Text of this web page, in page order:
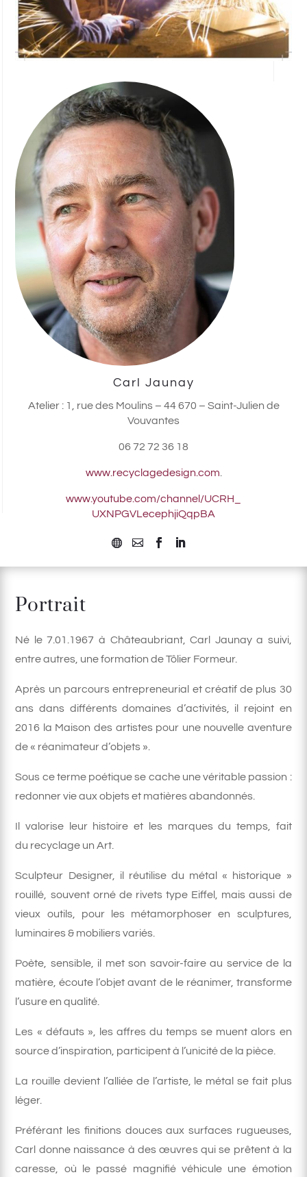
Carl Jaunay
Atelier : 1, rue des Moulins – 44 670 – Saint-Julien de
Vouvantes
06 72 72 36 18
www.recyclagedesign.com
www.youtube.com/channel/UCRH_
UXNPGVLecephjiQqpBA
Portrait
Né le 7.01.1967 à Châteaubriant, Carl Jaunay a suivi,
entre autres, une formation de Tôlier Formeur.
Après un parcours entrepreneurial et créatif de plus 30
ans dans différents domaines d’activités, il rejoint en
2016 la Maison des artistes pour une nouvelle aventure
de « réanimateur d’objets ».
Sous ce terme poétique se cache une véritable passion :
redonner vie aux objets et matières abandonnés.
Il valorise leur histoire et les marques du temps, fait
du recyclage un Art.
Sculpteur Designer, il réutilise du métal « historique »
rouillé, souvent orné de rivets type Eiffel, mais aussi de
vieux outils, pour les métamorphoser en sculptures,
luminaires & mobiliers variés.
Poète, sensible, il met son savoir-faire au service de la
matière, écoute l’objet avant de le réanimer, transforme
l’usure en qualité.
Les « défauts », les affres du temps se muent alors en
source d’inspiration, participent à l’unicité de la pièce.
La rouille devient l’alliée de l’artiste, le métal se fait plus
léger.
Préférant les finitions douces aux surfaces rugueuses,
Carl donne naissance à des œuvres qui se prêtent à la
caresse, où le passé magnifié véhicule une émotion